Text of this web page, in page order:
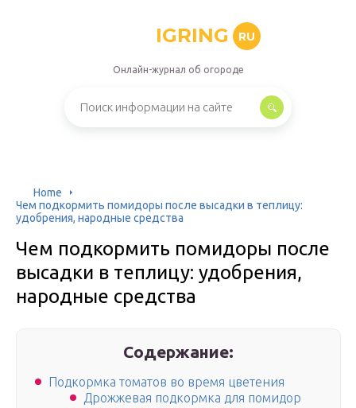
IGRING RU
Онлайн-журнал об огороде
Home
Чем подкормить помидоры после высадки в теплицу:
удобрения, народные средства
Чем подкормить помидоры после
высадки в теплицу: удобрения,
народные средства
Содержание:
Подкормка томатов во время цветения
Дрожжевая подкормка для помидор